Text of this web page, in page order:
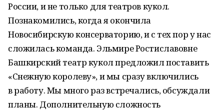
России, и не только для театров кукол.
Познакомились, когда я окончила
Новосибирскую консерваторию, и с тех пор у нас
сложилась команда. Эльмире Ростиславовне
Башкирский театр кукол предложил поставить
«Снежную королеву», и мы сразу включились
в работу. Мы много раз встречались, обсуждали
планы. Дополнительную сложность